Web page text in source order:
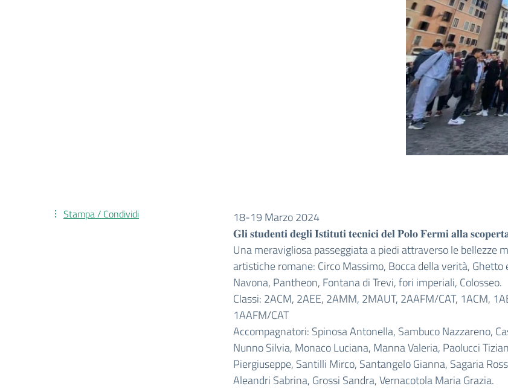
18-19 Marzo 2024
𝐆𝐥𝐢 𝐬𝐭𝐮𝐝𝐞𝐧𝐭𝐢 𝐝𝐞𝐠𝐥𝐢 𝐈𝐬𝐭𝐢𝐭𝐮𝐭𝐢 𝐭𝐞𝐜𝐧𝐢𝐜𝐢 𝐝𝐞𝐥 𝐏𝐨𝐥𝐨 𝐅𝐞𝐫𝐦𝐢 𝐚𝐥𝐥𝐚
Una meravigliosa passeggiata a piedi attraverso le bellezze
artistiche romane: Circo Massimo, Bocca della verità, Ghetto
Navona, Pantheon, Fontana di Trevi, fori imperiali, Colosseo.
Classi: 2ACM, 2AEE, 2AMM, 2MAUT, 2AAFM/CAT, 1ACM,
1AAFM/CAT
Accompagnatori: Spinosa Antonella, Sambuco Nazzareno,
Nunno Silvia, Monaco Luciana, Manna Valeria, Paolucci
Piergiuseppe, Santilli Mirco, Santangelo Gianna, Sagaria
Aleandri Sabrina, Grossi Sandra, Vernacotola Maria Grazia.
Stampa / Condividi